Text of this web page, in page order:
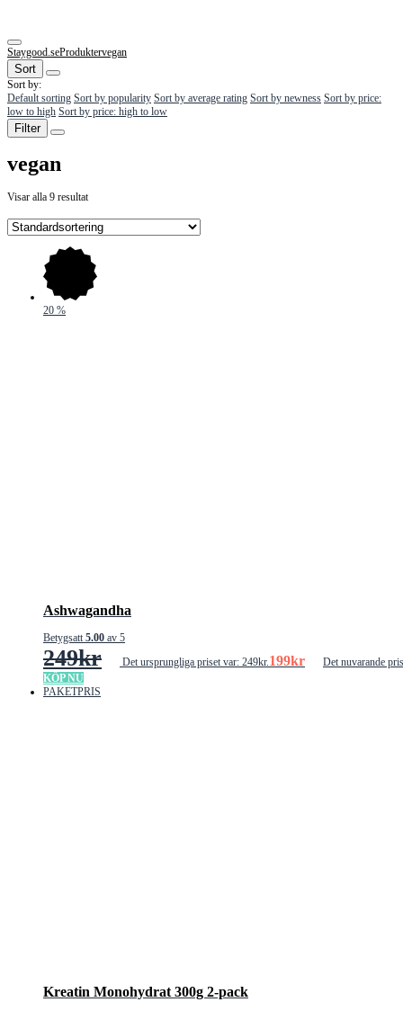
Staygood.seProduktervegan
Sort
Sort by:
Default sorting Sort by popularity Sort by average rating Sort by newness Sort by price:
low to high Sort by price: high to low
Filter
vegan
Visar alla 9 resultat
20 %
Ashwagandha
Betygsatt 5.00 av 5
249kr Det ursprungliga priset var: 249kr. 199kr
Det nuvarande
KÖP NU
PAKETPRIS
Kreatin Monohydrat 300g 2-pack